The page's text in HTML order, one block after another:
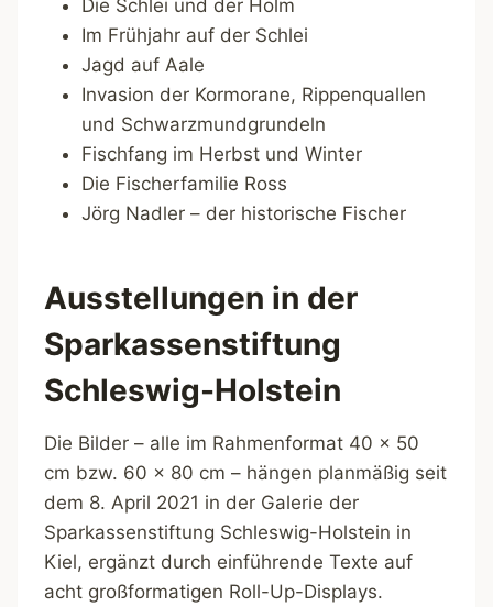
Die Schlei und der Holm
Im Frühjahr auf der Schlei
Jagd auf Aale
Invasion der Kormorane, Rippenquallen
und Schwarzmundgrundeln
Fischfang im Herbst und Winter
Die Fischerfamilie Ross
Jörg Nadler – der historische Fischer
Ausstellungen in der
Sparkassenstiftung
Schleswig-Holstein
Die Bilder – alle im Rahmenformat 40 x 50
cm bzw. 60 x 80 cm – hängen planmäßig seit
dem 8. April 2021 in der Galerie der
Sparkassenstiftung Schleswig-Holstein in
Kiel, ergänzt durch einführende Texte auf
acht großformatigen Roll-Up-Displays.